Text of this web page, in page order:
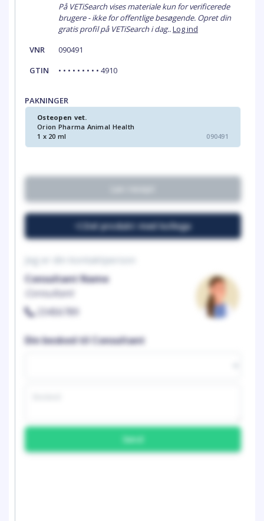
På VETiSearch vises materiale kun for verificerede
brugere - ikke for offentlige besøgende. Opret din
gratis profil på VETiSearch i dag..Log ind
VNR
090491
GTIN
• • • • • • • • • 4910
PAKNINGER
Osteopen vet.
Orion Pharma Animal Health
1 x 20 ml
090491
Del produkt med kollega
Jeg er din kontaktperson
Consultant Name
Consultant
23456789
Din besked til Consultant
Send